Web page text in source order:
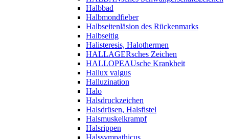
Halbbad
Halbmondfieber
Halbseitenläsion des Rückenmarks
Halbseitig
Halisteresis, Halothermen
HALLAGERsches Zeichen
HALLOPEAUsche Krankheit
Hallux valgus
Halluzination
Halo
Halsdruckzeichen
Halsdrüsen, Halsfistel
Halsmuskelkrampf
Halsrippen
Halssympathicus